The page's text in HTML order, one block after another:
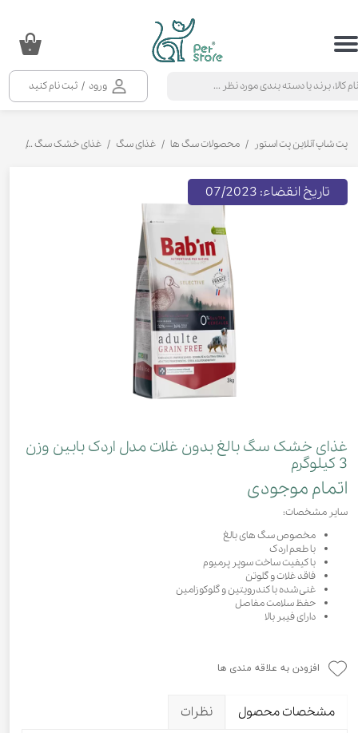
ورود / ثبت نام کنید
حساب کاربری من
خروج از حساب کاربری
۰
پت شاپ آنلاین پت استور محصولات سگ ها غذای سگ غذای خشک سگ
غذای خشک سگ بالغ بدون غلات مدل اردک بابین وزن
3 کیلوگرم
اتمام موجودی
سایر مشخصات:
مخصوص سگ های بالغ
با طعم اردک
با کیفیت ساخت سوپر پرمیوم
فاقد غلات و گلوتن
غنی شده با کندرویتین و گلوکوزامین
حفظ سلامت مفاصل
دارای فیبر بالا
تاریخ انقضاء: 07/2023
افزودن به علاقه مندی ها
مشخصات محصول نظرات